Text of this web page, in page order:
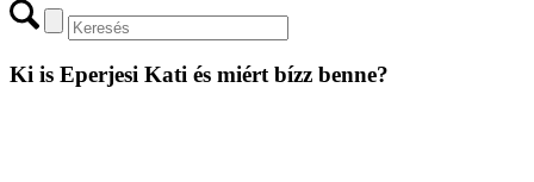
Ki is Eperjesi Kati és miért bízz benne?